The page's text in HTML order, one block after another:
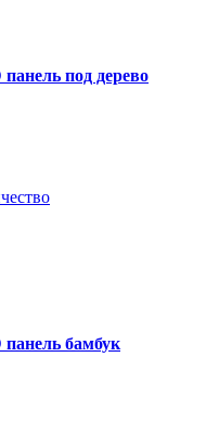
под дерево
бамбук